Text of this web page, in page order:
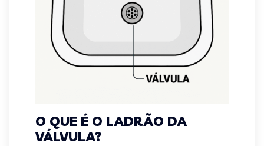
O QUE É O LADRÃO DA
VÁLVULA?